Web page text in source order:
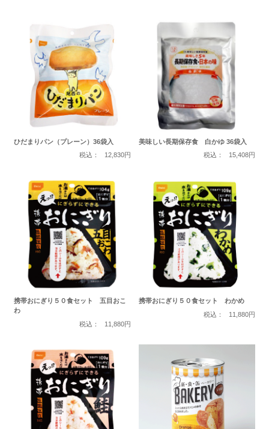
ひだまりパン（プレーン）36袋入
税込：
12,830円
美味しい長期保存食 白かゆ 36袋入
税込：
15,408円
携帯おにぎり５０食セット 五目おこ
わ
税込：
11,880円
携帯おにぎり５０食セット わかめ
税込：
11,880円